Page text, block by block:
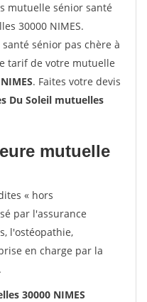
mutuelle sénior santé
30000 NIMES.
sénior pas chère à
tarif de votre mutuelle
NIMES. Faites votre devis
Du Soleil mutuelles
mutuelle
« hors
par l'assurance
l'ostéopathie,
en charge par la
.
30000 NIMES